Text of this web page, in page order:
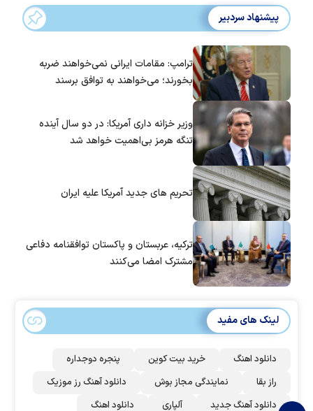
پیشنهاد سردبیر
ترامپ: مقامات ایرانی نمی‌خواهند ضربه
بخورند؛ می‌خواهند به توافق برسند
وزیر خزانه داری آمریکا: در دو سال آینده
تنگه هرمز بی‌اهمیت خواهد شد
تحریم های جدید آمریکا علیه ایران
ترکیه، عربستان و پاکستان توافقنامه دفاعی
مشترک امضا می‌کنند
لینک های مفید
دانلود اهنگ خرید بیت کوین
پنجره دوجداره
راز بقا
نمایندگی مجاز بوش
دانلود آهنگ رز‌ موزیک
دانلود آهنگ جدید
آلپاری دانلود اهنگ